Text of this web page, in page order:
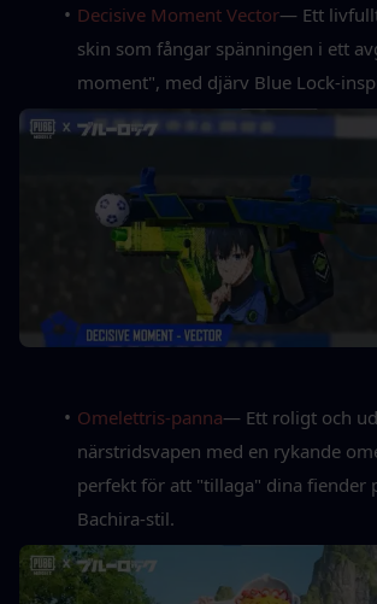
Decisive Moment Vector— Ett
skin som fångar spänningen i ett
moment", med djärv Blue Lock-
Omelettris-panna— Ett roligt och
närstridsvapen med en rykande
perfekt för att "tillaga" dina fiender
Bachira-stil.